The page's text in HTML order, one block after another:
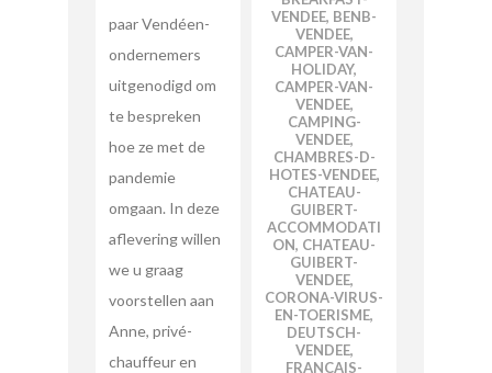
paar Vendéen-
ondernemers
uitgenodigd om
te bespreken
hoe ze met de
pandemie
omgaan. In deze
aflevering willen
we u graag
voorstellen aan
Anne, privé-
chauffeur en
VENDEE, BENB-
VENDEE,
CAMPER-VAN-
HOLIDAY,
CAMPER-VAN-
VENDEE,
CAMPING-
VENDEE,
CHAMBRES-D-
HOTES-VENDEE,
CHATEAU-
GUIBERT-
ACCOMMODATI
ON, CHATEAU-
GUIBERT-
VENDEE,
CORONA-VIRUS-
EN-TOERISME,
DEUTSCH-
VENDEE,
FRANCAIS-